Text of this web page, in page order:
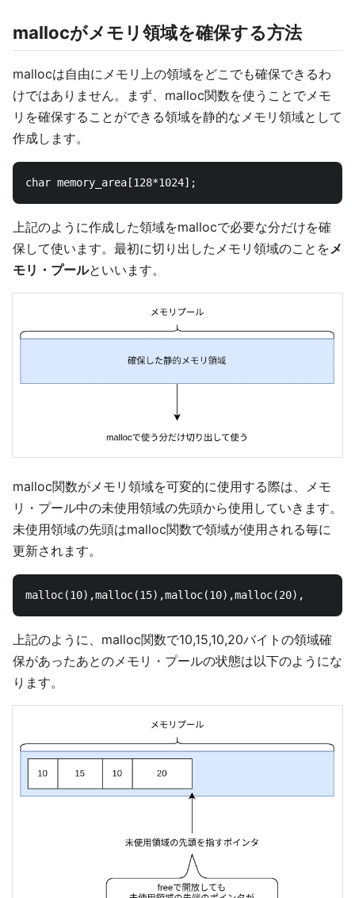
mallocがメモリ領域を確保する方法
mallocは自由にメモリ上の領域をどこでも確保できるわ
けではありません。まず、malloc関数を使うことでメモ
リを確保することができる領域を静的なメモリ領域として
作成します。
上記のように作成した領域をmallocで必要な分だけを確
保して使います。最初に切り出したメモリ領域のことを メ
モリ・プールといいます。
malloc関数がメモリ領域を可変的に使用する際は、メモ
リ・プール中の未使用領域の先頭から使用していきます。
未使用領域の先頭はmalloc関数で領域が使用される毎に
更新されます。
上記のように、malloc関数で10,15,10,20バイトの領域確
保があったあとのメモリ・プールの状態は以下のようにな
ります。